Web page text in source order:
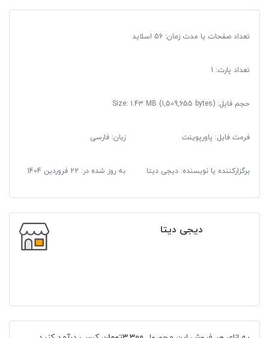
تعداد صفحات یا مدت زمان: 56 اسلاید
تعداد پارت: 1
حجم فایل: Size: 1.43 MB (1,509,655 bytes)
فرمت فایل: پاورپوینت زبان: فارسی
برگزارکننده یا نویسنده: دیجی دیتا به روز شده در: 22 فروردین 1404
دیجی دیتا